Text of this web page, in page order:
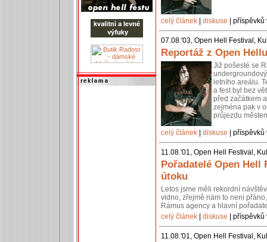
celý článek diskuse |
07.08.'03, Open Hell Festival,
Reportáž z Open
Již pošesté se
letního areálu.
a fest byl bez
před začátkem
zejména pak v
průjezdu
celý článek diskuse |
11.08.'01, Open Hell Festival,
Pořadatelé Open
útoku
Letos jsme měli rekordní
vidno, zřejmě nám to není
Rámus agency a hlavní
celý článek
diskuse |
11.08.'01, Open Hell Festival,